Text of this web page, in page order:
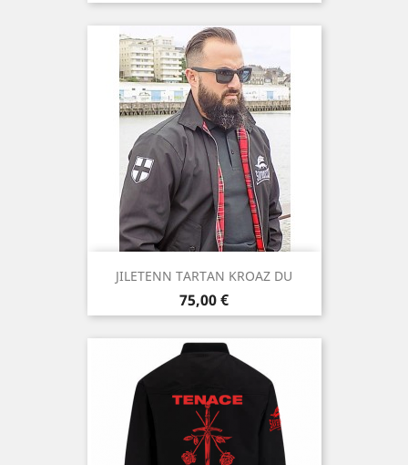
JILETENN TARTAN KROAZ DU
Prix
75,00 €